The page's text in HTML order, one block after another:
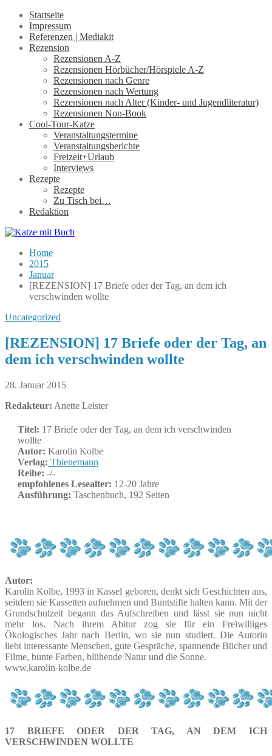
Startseite
Impressum
Referenzen | Mediakit
Rezension
Rezensionen A-Z
Rezensionen Hörbücher/Hörspiele A-Z
Rezensionen nach Genre
Rezensionen nach Wertung
Rezensionen nach Alter (Kinder- und Jugendliteratur)
Rezensionen Non-Book
Cool-Tour-Katze
Veranstaltungstermine
Veranstaltungsberichte
Freizeit+Urlaub
Interviews
Rezepte
Rezepte
Zu Tisch bei…
Redaktion
Home
2015
Januar
[REZENSION] 17 Briefe oder der Tag, an dem ich
verschwinden wollte
Uncategorized
[REZENSION] 17 Briefe oder der Tag, an
dem ich verschwinden wollte
28. Januar 2015
Redakteur: Anette Leister
Titel: 17 Briefe oder der Tag, an dem ich verschwinden
wollte
Autor: Karolin Kolbe
Verlag: Thienemann
Reihe: -/-
empfohlenes Lesealter: 12-20 Jahre
Ausführung: Taschenbuch, 192 Seiten
Autor:
Karolin Kolbe, 1993 in Kassel geboren, denkt sich Geschichten aus,
seitdem sie Kassetten aufnehmen und Buntstifte halten kann. Mit der
Grundschulzeit begann das Aufschreiben und lässt sie nun nicht
mehr los. Nach ihrem Abitur zog sie für ein Freiwilliges
Ökologisches Jahr nach Berlin, wo sie nun studiert. Die Autorin
liebt interessante Menschen, gute Gespräche, spannende Bücher und
Filme, bunte Farben, blühende Natur und die Sonne.
www.karolin-kolbe.de
17 BRIEFE ODER DER TAG, AN DEM ICH
VERSCHWINDEN WOLLTE